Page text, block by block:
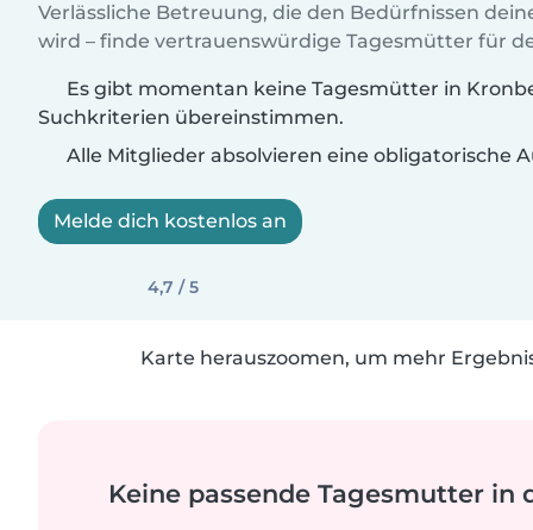
Verlässliche Betreuung, die den Bedürfnissen
wird – finde vertrauenswürdige Tagesmütter für
Es gibt momentan keine Tagesmütter in
Suchkriterien übereinstimmen.
Alle Mitglieder absolvieren eine obligatorische
Melde dich kostenlos an
4,7 / 5
Karte herauszoomen, um mehr
Keine passende Tagesmutter in